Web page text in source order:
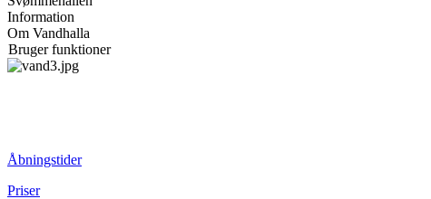
Information
Om Vandhalla
Bruger funktioner
Åbningstider
Priser